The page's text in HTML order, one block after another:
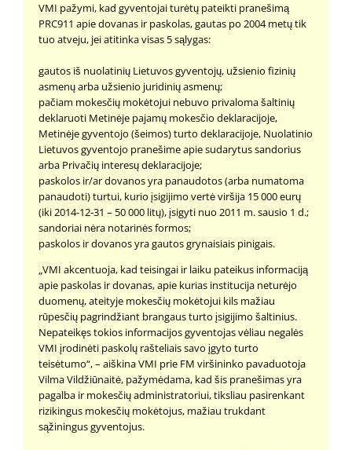
VMI pažymi, kad gyventojai turėtų pateikti pranešimą
PRC911 apie dovanas ir paskolas, gautas po 2004 metų tik
tuo atveju, jei atitinka visas 5 sąlygas:
gautos iš nuolatinių Lietuvos gyventojų, užsienio fizinių
asmenų arba užsienio juridinių asmenų;
pačiam mokesčių mokėtojui nebuvo privaloma šaltinių
deklaruoti Metinėje pajamų mokesčio deklaracijoje,
Metinėje gyventojo (šeimos) turto deklaracijoje, Nuolatinio
Lietuvos gyventojo pranešime apie sudarytus sandorius
arba Privačių interesų deklaracijoje;
paskolos ir/ar dovanos yra panaudotos (arba numatoma
panaudoti) turtui, kurio įsigijimo vertė viršija 15 000 eurų
(iki 2014-12-31 – 50 000 litų), įsigyti nuo 2011 m. sausio 1 d.;
sandoriai nėra notarinės formos;
paskolos ir dovanos yra gautos grynaisiais pinigais.
„VMI akcentuoja, kad teisingai ir laiku pateikus informaciją
apie paskolas ir dovanas, apie kurias institucija neturėjo
duomenų, ateityje mokesčių mokėtojui kils mažiau
rūpesčių pagrindžiant brangaus turto įsigijimo šaltinius.
Nepateikęs tokios informacijos gyventojas vėliau negalės
VMI įrodinėti paskolų rašteliais savo įgyto turto
teisėtumo“, – aiškina VMI prie FM viršininko pavaduotoja
Vilma Vildžiūnaitė, pažymėdama, kad šis pranešimas yra
pagalba ir mokesčių administratoriui, tiksliau pasirenkant
rizikingus mokesčių mokėtojus, mažiau trukdant
sąžiningus gyventojus.